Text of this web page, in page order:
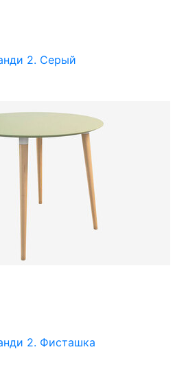
2. Серый
2. Фисташка